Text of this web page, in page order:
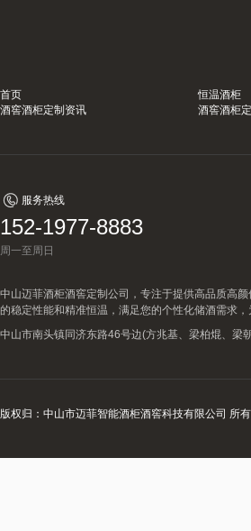
首页 恒温酒柜
酒窖酒柜定制资讯
酒窖酒柜
服务热线
152-1977-8883
周一至周日
中山迈菲酒柜酒窖定制公司，专注于提供高品质高
的稳定性能和精准恒温，满足您的个性化储酒需求
中山市南头镇同济东路46号边(方兆基、梁柏焜、梁
版权归：中山市迈菲智能酒柜酒窖科技有限公司 所有